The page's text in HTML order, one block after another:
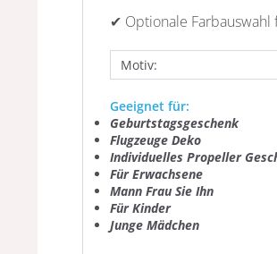
✔ Optionale
Motiv:
Geeignet für:
Geburtstagsgeschenk
Flugzeuge Deko
Individuelles Propeller G
Für Erwachsene
Mann Frau Sie Ihn
Für Kinder
Junge Mädchen